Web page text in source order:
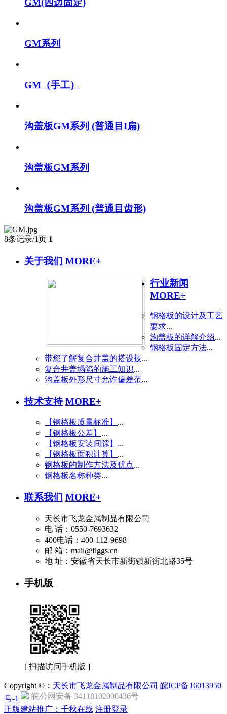
GM(四边固定)
GM系列
GM（手工）
沟盖板GM系列 (普通目I扁)
沟盖板GM系列
沟盖板GM系列 (普通目齿形)
8条记录/1页 1
关于我们 MORE+
行业新闻
MORE+
钢格板的设计及工艺
要求...
沟盖板的详解介绍...
钢格板固定方法...
带您了解复合井盖的搭设技...
复合井盖塌陷的施工知识...
沟盖板外形尺寸允许偏差范...
技术支持 MORE+
【钢格板质量标准】 ...
【钢格板公差】 ...
【钢格板安装间隙】 ...
【钢格板面积计算】 ...
钢格板的制作方法及优点...
钢格板名称种类...
联系我们 MORE+
天长市飞龙金属制品有限公司
电 话：0550-7693632
400电话：400-112-9698
邮 箱：mail@flggs.cn
地 址：安徽省天长市新街镇新街北路35号
手机版
[ 扫描访问手机版 ]
Copyright ©： 天长市飞龙金属制品有限公司 皖ICP备16013950
号-1
皖公网安备 34118102000436号
正版建站推广：千秋在线 注册登录